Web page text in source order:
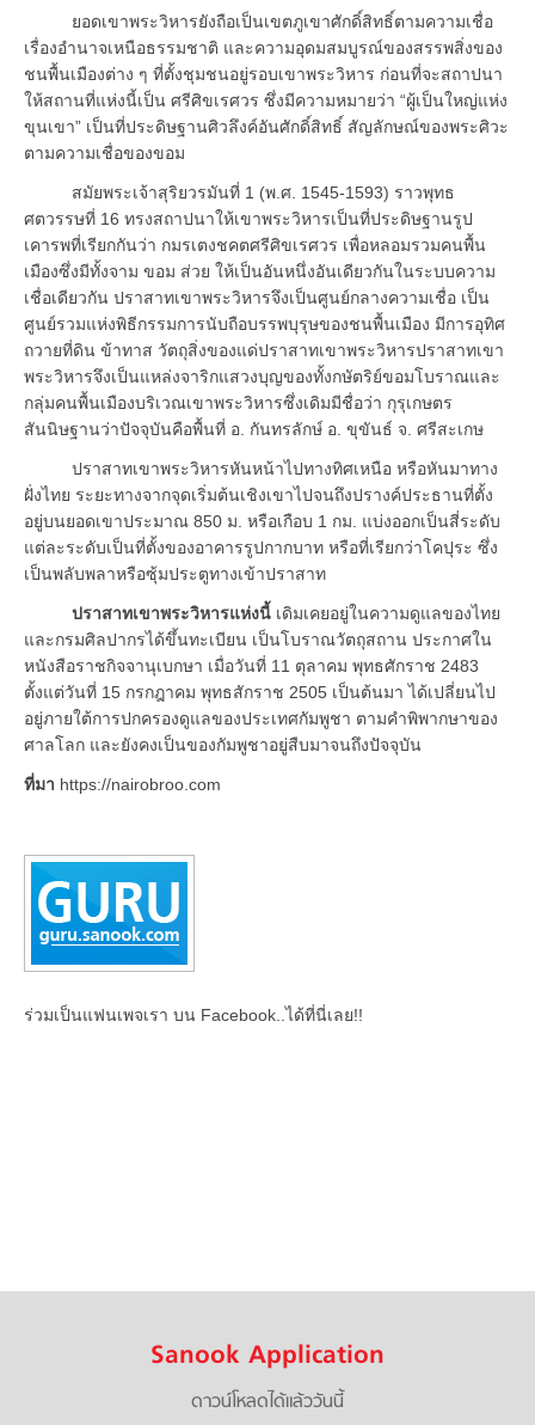
ยอดเขาพระวิหารยังถือเป็นเขตภูเขาศักดิ์สิทธิ์ตามความเชื่อ
เรื่องอำนาจเหนือธรรมชาติ และความอุดมสมบูรณ์ของสรรพสิ่งของ
ชนพื้นเมืองต่าง ๆ ที่ตั้งชุมชนอยู่รอบเขาพระวิหาร ก่อนที่จะสถาปนา
ให้สถานที่แห่งนี้เป็น ศรีศิขเรศวร ซึ่งมีความหมายว่า “ผู้เป็นใหญ่แห่ง
ขุนเขา” เป็นที่ประดิษฐานศิวลึงค์อันศักดิ์สิทธิ์ สัญลักษณ์ของพระศิวะ
ตามความเชื่อของขอม
สมัยพระเจ้าสุริยวรมันที่ 1 (พ.ศ. 1545-1593) ราวพุทธ
ศตวรรษที่ 16 ทรงสถาปนาให้เขาพระวิหารเป็นที่ประดิษฐานรูป
เคารพที่เรียกกันว่า กมรเตงชคตศรีศิขเรศวร เพื่อหลอมรวมคนพื้น
เมืองซึ่งมีทั้งจาม ขอม ส่วย ให้เป็นอันหนึ่งอันเดียวกันในระบบความ
เชื่อเดียวกัน ปราสาทเขาพระวิหารจึงเป็นศูนย์กลางความเชื่อ เป็น
ศูนย์รวมแห่งพิธีกรรมการนับถือบรรพบุรุษของชนพื้นเมือง มีการอุทิศ
ถวายที่ดิน ข้าทาส วัตถุสิ่งของแด่ปราสาทเขาพระวิหารปราสาทเขา
พระวิหารจึงเป็นแหล่งจาริกแสวงบุญของทั้งกษัตริย์ขอมโบราณและ
กลุ่มคนพื้นเมืองบริเวณเขาพระวิหารซึ่งเดิมมีชื่อว่า กุรุเกษตร
สันนิษฐานว่าปัจจุบันคือพื้นที่ อ. กันทรลักษ์ อ. ขุขันธ์ จ. ศรีสะเกษ
ปราสาทเขาพระวิหารหันหน้าไปทางทิศเหนือ หรือหันมาทาง
ฝั่งไทย ระยะทางจากจุดเริ่มต้นเชิงเขาไปจนถึงปรางค์ประธานที่ตั้ง
อยู่บนยอดเขาประมาณ 850 ม. หรือเกือบ 1 กม. แบ่งออกเป็นสี่ระดับ
แต่ละระดับเป็นที่ตั้งของอาคารรูปกากบาท หรือที่เรียกว่าโคปุระ ซึ่ง
เป็นพลับพลาหรือซุ้มประตูทางเข้าปราสาท
ปราสาทเขาพระวิหารแห่งนี้ เดิมเคยอยู่ในความดูแลของไทย
และกรมศิลปากรได้ขึ้นทะเบียน เป็นโบราณวัตถุสถาน ประกาศใน
หนังสือราชกิจจานุเบกษา เมื่อวันที่ 11 ตุลาคม พุทธศักราช 2483
ตั้งแต่วันที่ 15 กรกฎาคม พุทธสักราช 2505 เป็นต้นมา ได้เปลี่ยนไป
อยู่ภายใต้การปกครองดูแลของประเทศกัมพูชา ตามคำพิพากษาของ
ศาลโลก และยังคงเป็นของกัมพูชาอยู่สืบมาจนถึงปัจจุบัน
ที่มา https://nairobroo.com
ร่วมเป็นแฟนเพจเรา บน Facebook..ได้ที่นี่เลย!!
Sanook Application
ดาวน์โหลดได้แล้ววันนี้